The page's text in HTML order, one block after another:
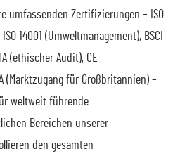
umfassenden Zertifizierungen – ISO
14001 (Umweltmanagement), BSCI
(ethischer Audit), CE
(Marktzugang für Großbritannien) –
weltweit führende
Bereichen unserer
den gesamten